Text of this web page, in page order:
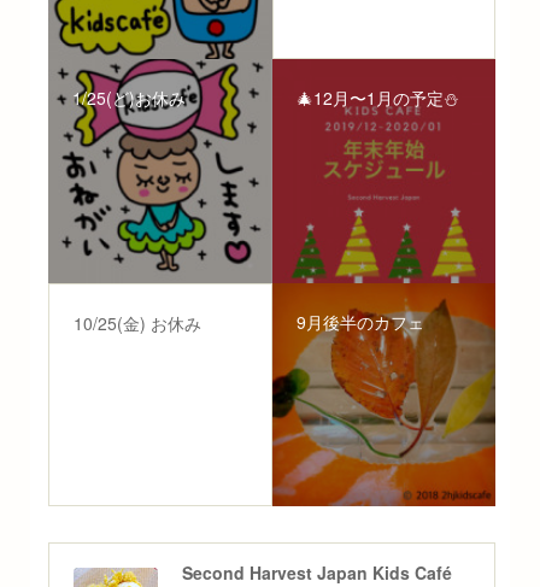
1/25(ど)お休み 🎄12月〜1月の予定⛄️
10/25(金) お休み 9月後半のカフェ
Second Harvest Japan Kids Café